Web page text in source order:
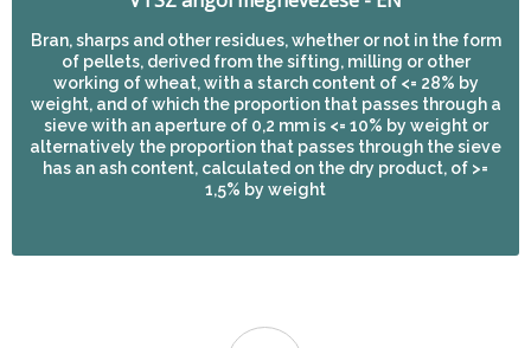
Bran, sharps and other residues, whether or not in the form
of pellets, derived from the sifting, milling or other
working of wheat, with a starch content of <= 28% by
weight, and of which the proportion that passes through a
sieve with an aperture of 0,2 mm is <= 10% by weight or
alternatively the proportion that passes through the sieve
has an ash content, calculated on the dry product, of >=
1,5% by weight